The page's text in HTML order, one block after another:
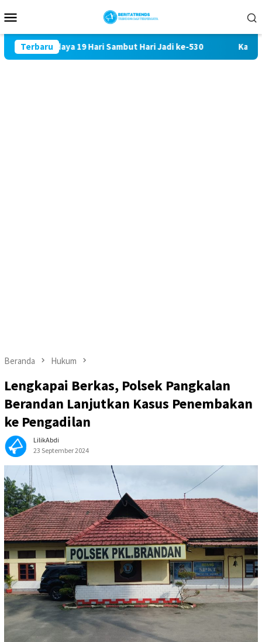
ke
Mobile
Terbaru
Budaya 19 Hari Sambut Hari Jadi ke-530 Kabag
Beranda Hukum
Lengkapai Berkas, Polsek Pangkalan
Berandan Lanjutkan Kasus Penembakan
ke Pengadilan
LilikAbdi
23 September 2024